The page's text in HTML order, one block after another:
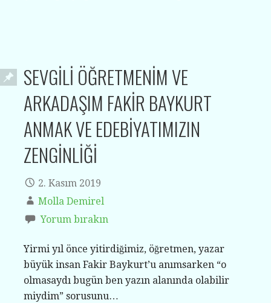
SEVGİLİ ÖĞRETMENİM VE
ARKADAŞIM FAKİR BAYKURT
ANMAK VE EDEBİYATIMIZIN
ZENGİNLİĞİ
2. Kasım 2019
Molla Demirel
Yorum bırakın
Yirmi yıl önce yitirdiğimiz, öğretmen, yazar
büyük insan Fakir Baykurt’u anımsarken “o
olmasaydı bugün ben yazın alanında olabilir
miydim” sorusunu…